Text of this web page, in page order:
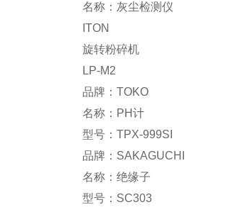
名称：灰尘检测仪
ITON
旋转粉碎机
LP-M2
品牌：TOKO
名称：PH计
型号：TPX-999SI
品牌：SAKAGUCHI
名称：绝缘子
型号：SC303